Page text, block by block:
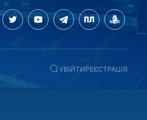
УВІЙТИРЕЄСТРАЦІЯ